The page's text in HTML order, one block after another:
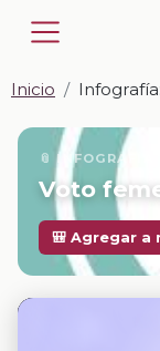
Inicio
📎 INFOGRAFÍA
Voto
🎒 Agregar a